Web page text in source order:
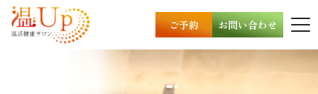
ご予約 お問い合わせ